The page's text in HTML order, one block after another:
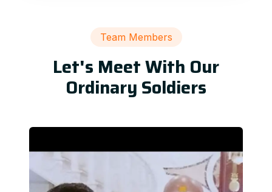
Team Members
Let's Meet With Our
Ordinary Soldiers